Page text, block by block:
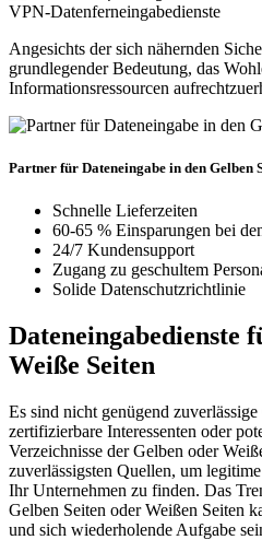
VPN-Datenferneingabedienste
Angesichts der sich nähernden
grundlegender Bedeutung, das
Informationsressourcen
Partner für Dateneingabe in den Gelben
Schnelle Lieferzeiten
60-65 % Einsparungen bei
24/7 Kundensupport
Zugang zu geschultem
Solide Datenschutzrichtlinie
Dateneingabedienste
Weiße Seiten
Es sind nicht genügend
zertifizierbare Interessenten oder
Verzeichnisse der Gelben oder
zuverlässigsten Quellen, um
Ihr Unternehmen zu finden. Das
Gelben Seiten oder Weißen Seiten
und sich wiederholende Aufgabe